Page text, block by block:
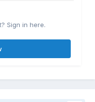
Sign in here.